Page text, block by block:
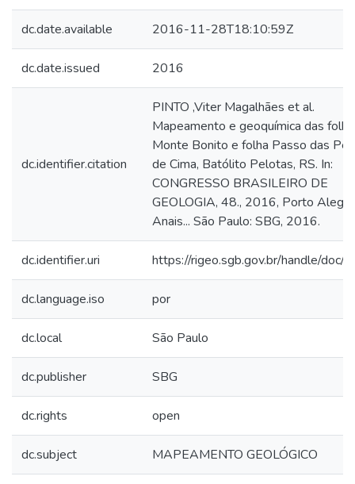
dc.date.available 2016-11-28T18:10:59Z
dc.date.issued 2016
dc.identifier.citation
PINTO ,Viter Magalhães et al.
Mapeamento e geoquímica das
Monte Bonito e folha Passo das
de Cima, Batólito Pelotas, RS. In:
CONGRESSO BRASILEIRO DE
GEOLOGIA, 48., 2016, Porto
Anais... São Paulo: SBG, 2016.
dc.identifier.uri https://rigeo.sgb.gov.br/handle/doc/
dc.language.iso por
dc.local São Paulo
dc.publisher SBG
dc.rights open
dc.subject MAPEAMENTO GEOLÓGICO